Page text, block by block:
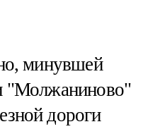
минувшей
"Молжаниново"
дороги